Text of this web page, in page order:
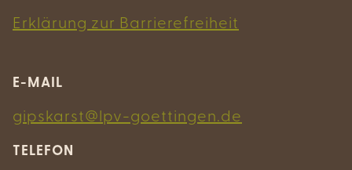
Erklärung zur Barrierefreiheit
E-MAIL
gipskarst@lpv-goettingen.de
TELEFON